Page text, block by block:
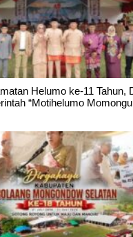
Helumo ke-11 Tahun,
“Motihelumo Momongu